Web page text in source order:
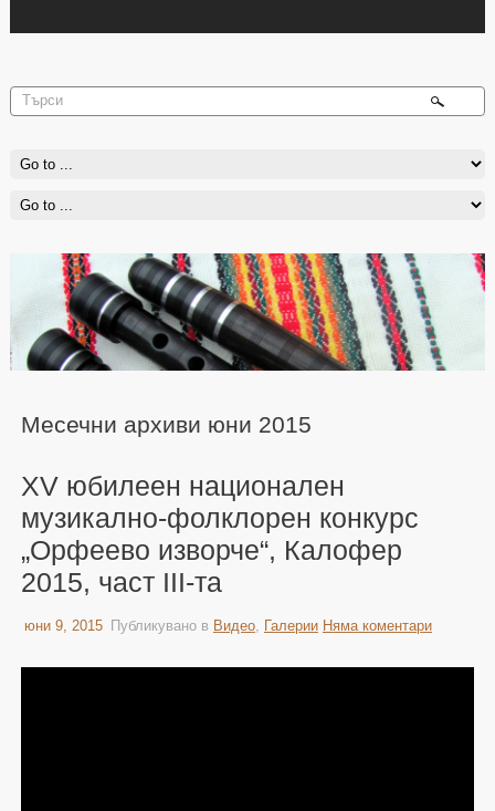
Месечни архиви юни 2015
XV юбилеен национален
музикално-фолклорен конкурс
„Орфеево изворче“, Калофер
2015, част III-та
юни 9, 2015 Публикувано в Видео, Галерии Няма коментари